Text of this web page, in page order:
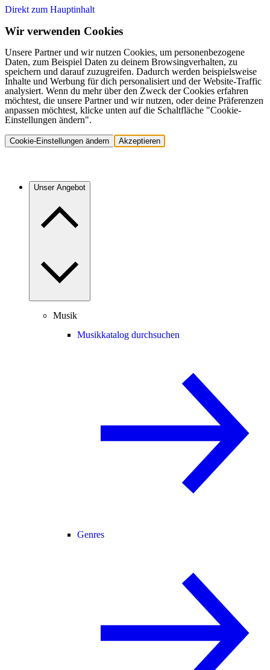
Direkt zum Hauptinhalt
Wir verwenden Cookies
Unsere Partner und wir nutzen Cookies, um personenbezogene
Daten, zum Beispiel Daten zu deinem Browsingverhalten, zu
speichern und darauf zuzugreifen. Dadurch werden beispielsweise
Inhalte und Werbung für dich personalisiert und der Website-Traffic
analysiert. Wenn du mehr über den Zweck der Cookies erfahren
möchtest, die unsere Partner und wir nutzen, oder deine Präferenzen
anpassen möchtest, klicke unten auf die Schaltfläche "Cookie-
Einstellungen ändern".
Cookie-Einstellungen ändern Akzeptieren
Unser Angebot
Musik
Musikkatalog durchsuchen
Genres